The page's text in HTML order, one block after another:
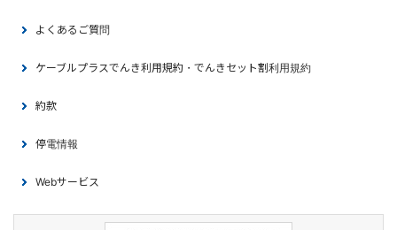
よくあるご質問
ケーブルプラスでんき利用規約・でんきセット割利用規約
約款
停電情報
Webサービス